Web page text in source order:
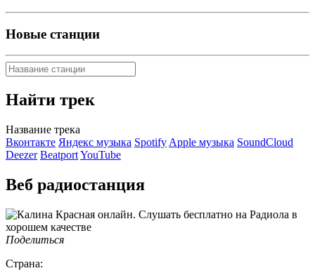
Новые станции
Найти трек
Название трека
Вконтакте Яндекс музыка Spotify Apple музыка SoundCloud
Deezer BeatportYouTube
Веб радиостанция
Поделиться
Страна: